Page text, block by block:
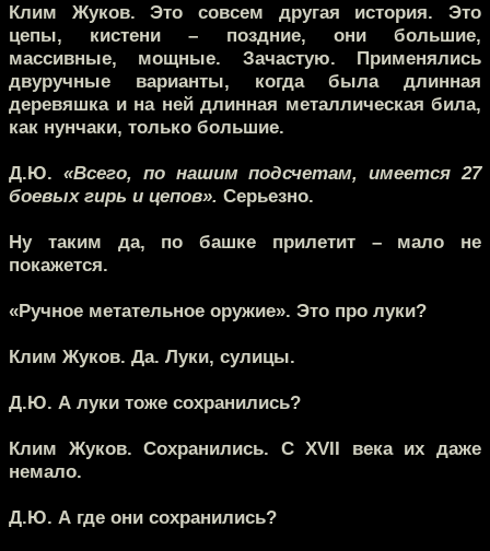
Клим Жуков.Это совсем другая история. Это
цепы, кистени – поздние, они большие,
массивные, мощные. Зачастую. Применялись
двуручные варианты, когда была длинная
деревяшка и на ней длинная металлическая била,
как нунчаки, только большие.
Д.Ю. «Всего, по нашим подсчетам, имеется 27
боевых гирь и цепов». Серьезно.
Ну таким да, по башке прилетит – мало не
покажется.
«Ручное метательное оружие». Это про луки?
Клим Жуков. Да. Луки, сулицы.
Д.Ю. А луки тоже сохранились?
Клим Жуков.Сохранились. С XVII века их даже
немало.
Д.Ю. А где они сохранились?